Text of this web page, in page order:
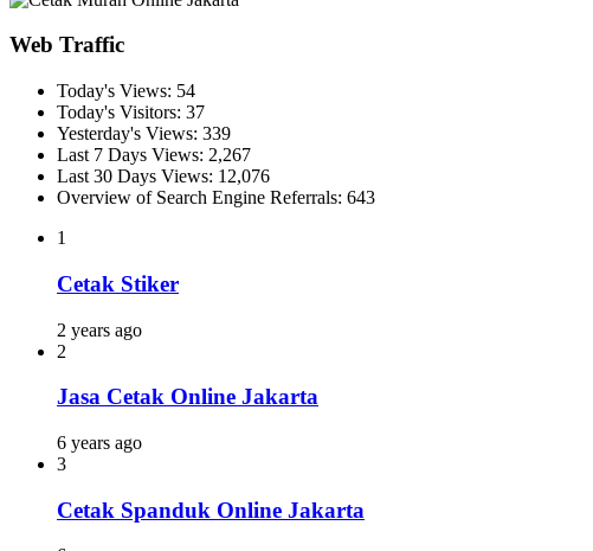
Web Traffic
Today's Views: 54
Today's Visitors: 37
Yesterday's Views: 339
Last 7 Days Views: 2,267
Last 30 Days Views: 12,076
Overview of Search Engine Referrals: 643
1
Cetak Stiker
2 years ago
2
Jasa Cetak Online Jakarta
6 years ago
3
Cetak Spanduk Online Jakarta